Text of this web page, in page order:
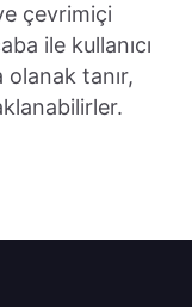
çevrimiçi
ile kullanıcı
olanak tanır,